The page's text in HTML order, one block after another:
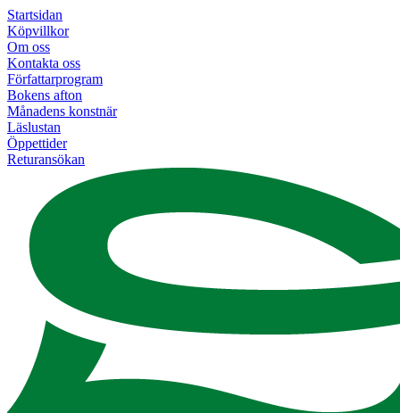
Startsidan
Köpvillkor
Om oss
Kontakta oss
Författarprogram
Bokens afton
Månadens konstnär
Läslustan
Öppettider
Returansökan